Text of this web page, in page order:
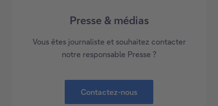
Presse & médias
Vous êtes journaliste et souhaitez contacter
notre responsable Presse ?
Contactez-nous